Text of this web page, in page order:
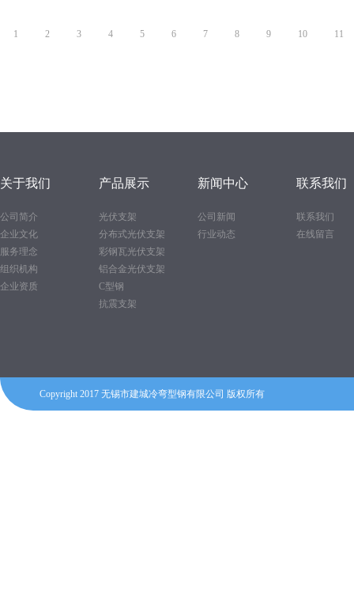
1 2 3 4 5 6 7 8 9 10 11
关于我们
公司简介
企业文化
服务理念
组织机构
企业资质
产品展示
光伏支架
分布式光伏支架
彩钢瓦光伏支架
铝合金光伏支架
C型钢
抗震支架
新闻中心
公司新闻
行业动态
联系我们
联系我们
在线留言
Copyright 2017 无锡市建城冷弯型钢有限公司 版权所有